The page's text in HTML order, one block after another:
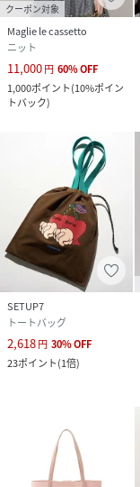
クーポン対象
Maglie le cassetto
ニット
11,000円 60%OFF
1,000ポイント(10%ポイン
トバック)
SETUP7
トートバッグ
2,618円 30%OFF
23ポイント(1倍)